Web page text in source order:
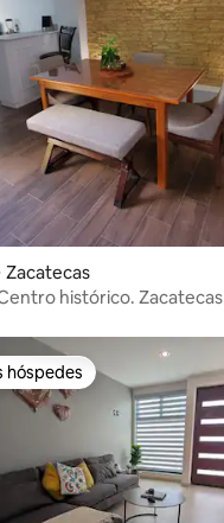
Zacatecas
histórico. Zacatecas
hóspedes
hóspedes